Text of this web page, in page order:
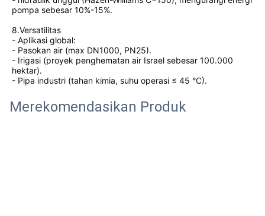
pompa sebesar 10%-15%.
8.Versatilitas
- Aplikasi global:
- Pasokan air (max DN1000, PN25).
- Irigasi (proyek penghematan air Israel sebesar 100.000
hektar).
- Pipa industri (tahan kimia, suhu operasi ≤ 45 °C).
Merekomendasikan Produk